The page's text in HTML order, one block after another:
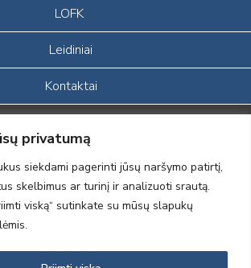
privatumą
siekdami pagerinti jūsų naršymo patirtį,
skelbimus ar turinį ir analizuoti srautą.
viską“ sutinkate su mūsų slapukų
LOFK
Leidiniai
Kontaktai
Lietuvos Respublikos, Europos
Norvegijos finansinių mechanizmų iš dalies
gamtosauginės veiklos sustiprinimas ir įvaizdžio
visuomenę į aplinkosauginių tyrimų veiklą“
numeris 2004-LT0008-NVO-1EEE/NOR-02-